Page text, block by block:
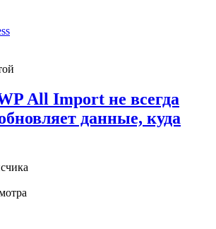
All Import не всегда
данные, куда